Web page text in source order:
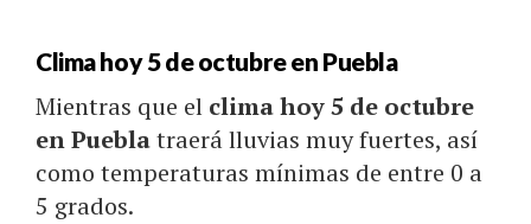
Clima hoy 5 de octubre en Puebla
Mientras que el clima hoy 5 de octubre
en Pueblatraerá lluvias muy fuertes, así
como temperaturas mínimas de entre 0 a
5 grados.